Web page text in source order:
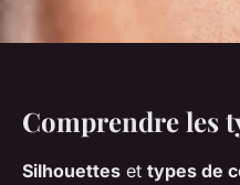
Comprendre les
Silhouettes et types de